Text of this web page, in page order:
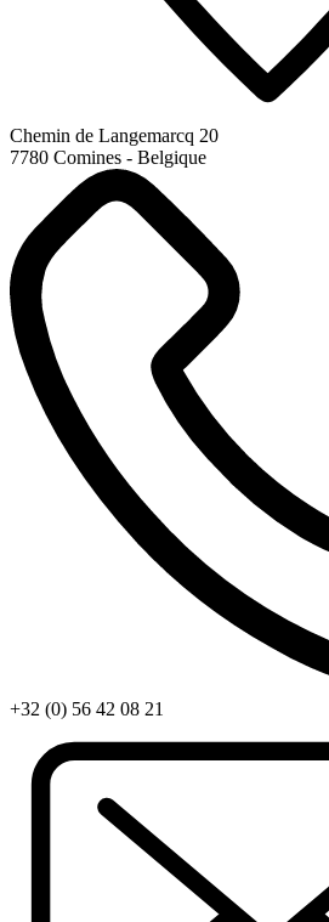
Chemin de Langemarcq 20
7780 Comines - Belgique
+32 (0) 56 42 08 21